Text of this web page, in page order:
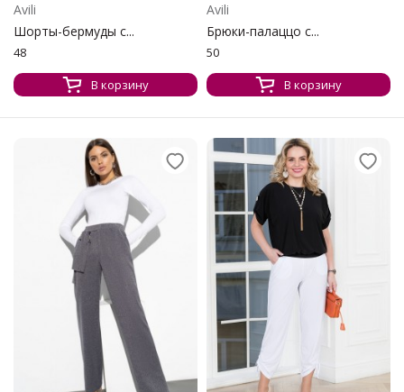
Avili
Шорты-бермуды с...
48
В корзину
Avili
Брюки-палаццо с...
50
В корзину